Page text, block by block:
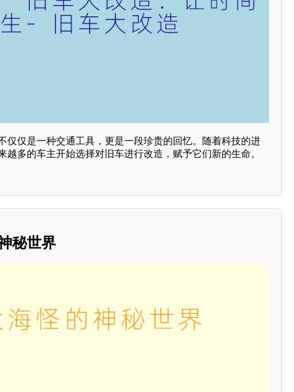
仅仅是一种交通工具，更是一段珍贵的回忆。随着科技的进
越多的车主开始选择对旧车进行改造，赋予它们新的生命。
秘世界